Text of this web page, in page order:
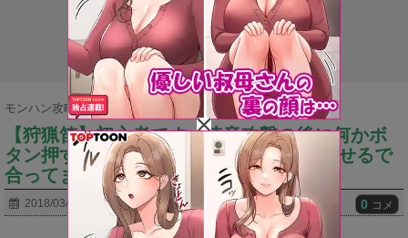
モンハン攻略まとめ隊 > 武器・防具 狩猟笛 >
【狩猟笛】初心者です。連音攻撃の後に何かボ
タン押すと モーションなしで音符発生させるで
合ってます？
2018/03/30 0 コメ